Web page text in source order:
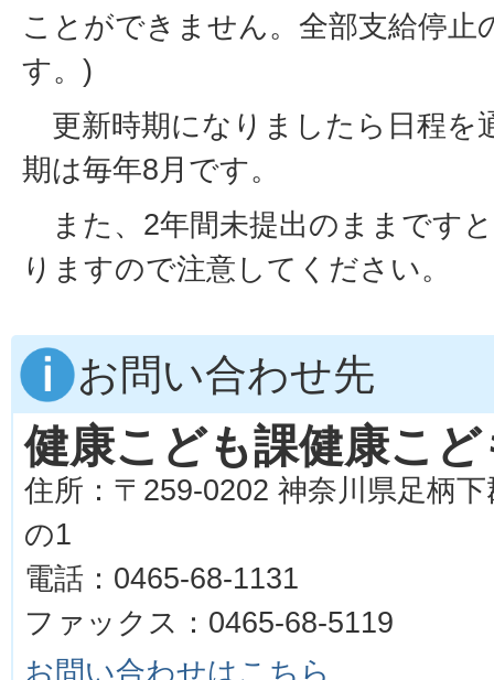
ことができません。全部支給停止
す。)
更新時期になりましたら日程を
期は毎年8月です。
また、2年間未提出のままです
りますので注意してください。
お問い合わせ先
健康こども課健康こど
住所：〒259-0202 神奈川県足柄
の1
電話：0465-68-1131
ファックス：0465-68-5119
お問い合わせはこちら